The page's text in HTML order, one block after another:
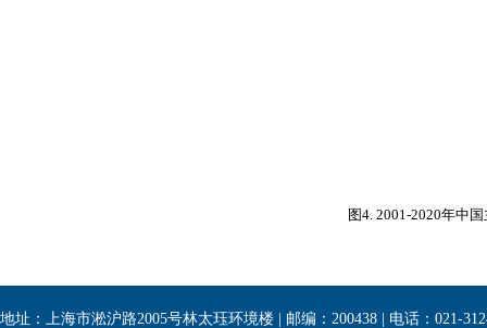
图4. 2001-2020年中国
地址：上海市淞沪路2005号林太珏环境楼 | 邮编：200438 | 电话：021-